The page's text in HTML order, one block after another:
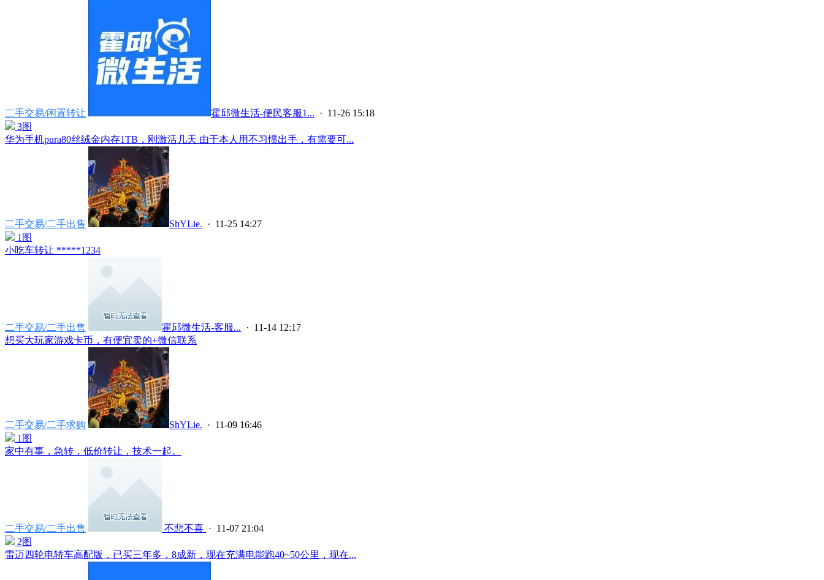
二手交易/闲置转让 霍邱微生活-便民客服1... · 11-26 15:18
3图
华为手机pura80丝绒金内存1TB，刚激活几天 由于本人用不习惯出手，有需要可...
二手交易/二手出售 ShYLie. · 11-25 14:27
1图
小吃车转让 *****1234
二手交易/二手出售 霍邱微生活-客服... · 11-14 12:17
想买大玩家游戏卡币，有便宜卖的+微信联系
二手交易/二手求购 ShYLie. · 11-09 16:46
1图
家中有事，急转，低价转让，技术一起。
二手交易/二手出售 不悲不喜 · 11-07 21:04
2图
雷迈四轮电轿车高配版，已买三年多，8成新，现在充满电能跑40~50公里，现在...